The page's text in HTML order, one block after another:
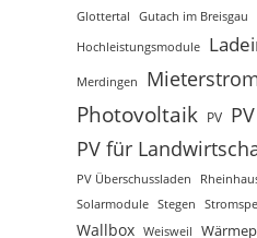
Glottertal Gutach im Breisgau
Hochleistungsmodule
Merdingen
Photovoltaik PV
PV für
PV Überschussladen
Solarmodule Stegen
Wallbox Weisweil